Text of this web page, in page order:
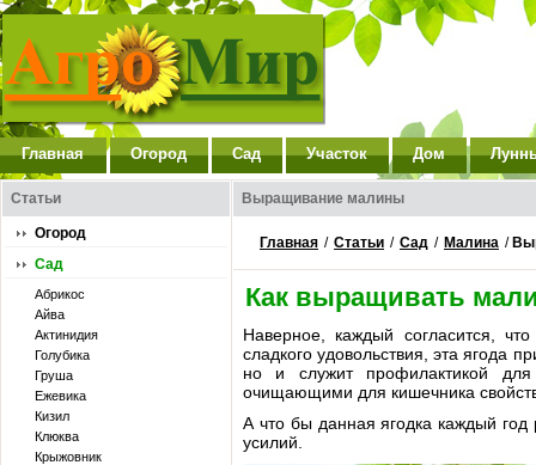
Главная Огород Сад Участок Дом
Статьи
Огород
Сад
Абрикос
Айва
Актинидия
Голубика
Груша
Ежевика
Кизил
Клюква
Крыжовник
Выращивание малины
Главная / Статьи / Сад / Малина /
Как выращивать
Наверное, каждый согласится,
сладкого удовольствия, эта ягода
но и служит профилактикой
очищающими для кишечника
А что бы данная ягодка каждый
усилий.